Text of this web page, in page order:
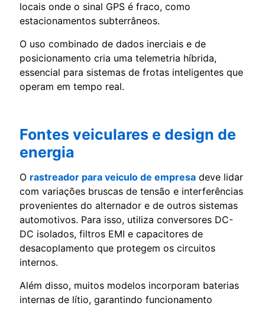
locais onde o sinal GPS é fraco, como
estacionamentos subterrâneos.
O uso combinado de dados inerciais e de
posicionamento cria uma telemetria híbrida,
essencial para sistemas de frotas inteligentes que
operam em tempo real.
Fontes veiculares e design de
energia
O rastreador para veiculo de empresa deve lidar
com variações bruscas de tensão e interferências
provenientes do alternador e de outros sistemas
automotivos. Para isso, utiliza conversores DC-
DC isolados, filtros EMI e capacitores de
desacoplamento que protegem os circuitos
internos.
Além disso, muitos modelos incorporam baterias
internas de lítio, garantindo funcionamento